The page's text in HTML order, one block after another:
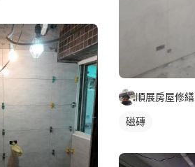
順展房屋修繕
磁磚